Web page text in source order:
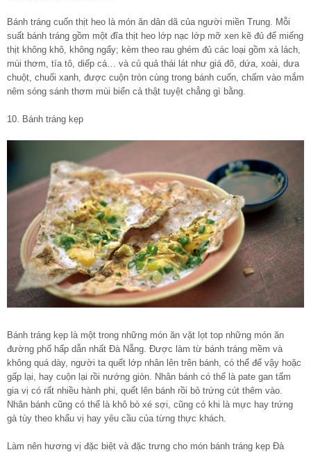
Bánh tráng cuốn thịt heo là món ăn dân dã của người miền Trung. Mỗi
suất bánh tráng gồm một đĩa thịt heo lớp nạc lớp mỡ xen kẽ đủ để miếng
thịt không khô, không ngấy; kèm theo rau ghém đủ các loại gồm xà lách,
mùi thơm, tía tô, diếp cá… và củ quả thái lát như giá đõ, dứa, xoài, dưa
chuột, chuối xanh, được cuộn tròn cùng trong bánh cuốn, chấm vào mắm
nêm sóng sánh thơm mùi biển cả thật tuyệt chẳng gì bằng.
10. Bánh tráng kẹp
Bánh tráng kẹp là một trong những món ăn vặt lọt top những món ăn
đường phố hấp dẫn nhất Đà Nẵng. Được làm từ bánh tráng mềm và
không quá dày, người ta quết lớp nhân lên trên bánh, có thể để vậy hoặc
gấp lại, hay cuộn lại rồi nướng giòn. Nhân bánh có thể là pate gan tẩm
gia vị có rất nhiều hành phi, quết lên bánh rồi bỏ trứng cút thêm vào.
Nhân bánh cũng có thể là khô bò xé sợi, cũng có khi là mực hay trứng
gà tùy theo khẩu vị hay yêu cầu của từng thực khách.
Làm nên hương vị đặc biệt và đặc trưng cho món bánh tráng kẹp Đà